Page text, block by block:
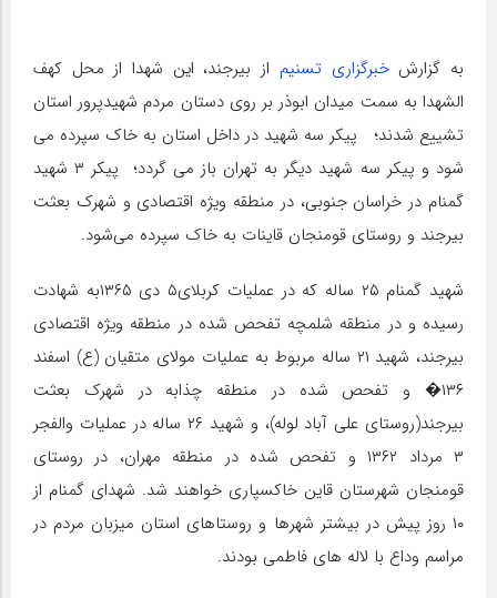
به گزارشخبرگزاری تسنیم از بیرجند، این شهدا از محل کهف
الشهدا به سمت میدان ابوذر بر روی دستان مردم شهیدپرور استان
تشییع شدند؛ پیکر سه شهید در داخل استان به خاک سپرده می
شود و پیکر سه شهید دیگر به تهران باز می گردد؛ پیکر ۳ شهید
گمنام در خراسان جنوبی، در منطقه ویژه اقتصادی و شهرک بعثت
بیرجند و روستای قومنجان قاینات به خاک سپرده می‌شود.
شهید گمنام ٢۵ ساله که در عملیات کربلای۵ دی ١٣۶۵به شهادت
رسیده و در منطقه شلمچه تفحص شده در منطقه ویژه اقتصادی
بیرجند، شهید ٢١ ساله مربوط به عملیات مولای متقیان (ع) اسفند
١٣۶� و تفحص شده در منطقه چذابه در شهرک بعثت
بیرجند(روستای علی آباد لوله)، و شهید ٢۶ ساله در عملیات والفجر
٣ مرداد ١٣۶٢ و تفحص شده در منطقه مهران، در روستای
قومنجان شهرستان قاین خاکسپاری خواهند شد. شهدای گمنام از
۱۰ روز پیش در بیشتر شهرها و روستاهای استان میزبان مردم در
مراسم وداع با لاله های فاطمی بودند.